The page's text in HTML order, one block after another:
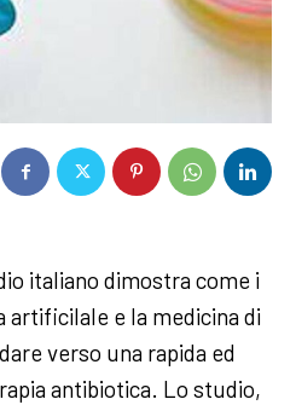
italiano dimostra come i
artificilale e la medicina di
verso una rapida ed
antibiotica. Lo studio,